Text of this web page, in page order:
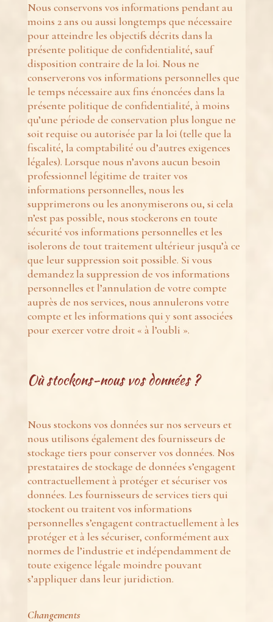
Nous conservons vos informations pendant au
moins 2 ans ou aussi longtemps que nécessaire
pour atteindre les objectifs décrits dans la
présente politique de confidentialité, sauf
disposition contraire de la loi. Nous ne
conserverons vos informations personnelles que
le temps nécessaire aux fins énoncées dans la
présente politique de confidentialité, à moins
qu’une période de conservation plus longue ne
soit requise ou autorisée par la loi (telle que la
fiscalité, la comptabilité ou d’autres exigences
légales). Lorsque nous n’avons aucun besoin
professionnel légitime de traiter vos
informations personnelles, nous les
supprimerons ou les anonymiserons ou, si cela
n’est pas possible, nous stockerons en toute
sécurité vos informations personnelles et les
isolerons de tout traitement ultérieur jusqu’à ce
que leur suppression soit possible. Si vous
demandez la suppression de vos informations
personnelles et l’annulation de votre compte
auprès de nos services, nous annulerons votre
compte et les informations qui y sont associées
pour exercer votre droit « à l’oubli ».
Où stockons-nous vos données ?
Nous stockons vos données sur nos serveurs et
nous utilisons également des fournisseurs de
stockage tiers pour conserver vos données. Nos
prestataires de stockage de données s’engagent
contractuellement à protéger et sécuriser vos
données. Les fournisseurs de services tiers qui
stockent ou traitent vos informations
personnelles s’engagent contractuellement à les
protéger et à les sécuriser, conformément aux
normes de l’industrie et indépendamment de
toute exigence légale moindre pouvant
s’appliquer dans leur juridiction.
Changements